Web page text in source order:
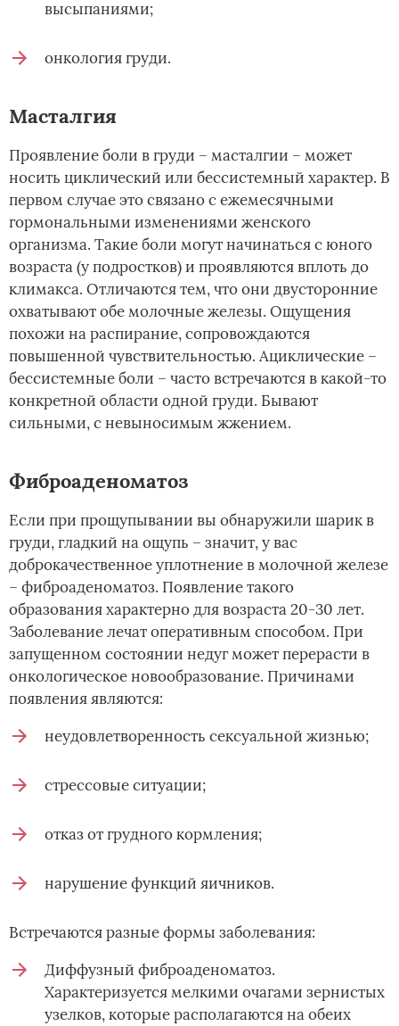
высыпаниями;
онкология груди.
Масталгия
Проявление боли в груди – масталгии – может
носить циклический или бессистемный характер. В
первом случае это связано с ежемесячными
гормональными изменениями женского
организма. Такие боли могут начинаться с юного
возраста (у подростков) и проявляются вплоть до
климакса. Отличаются тем, что они двусторонние
охватывают обе молочные железы. Ощущения
похожи на распирание, сопровождаются
повышенной чувствительностью. Ациклические –
бессистемные боли – часто встречаются в какой-то
конкретной области одной груди. Бывают
сильными, с невыносимым жжением.
Фиброаденоматоз
Если при прощупывании вы обнаружили шарик в
груди, гладкий на ощупь – значит, у вас
доброкачественное уплотнение в молочной железе
– фиброаденоматоз. Появление такого
образования характерно для возраста 20-30 лет.
Заболевание лечат оперативным способом. При
запущенном состоянии недуг может перерасти в
онкологическое новообразование. Причинами
появления являются:
неудовлетворенность сексуальной жизнью;
стрессовые ситуации;
отказ от грудного кормления;
нарушение функций яичников.
Встречаются разные формы заболевания:
Диффузный фиброаденоматоз.
Характеризуется мелкими очагами зернистых
узелков, которые располагаются на обеих